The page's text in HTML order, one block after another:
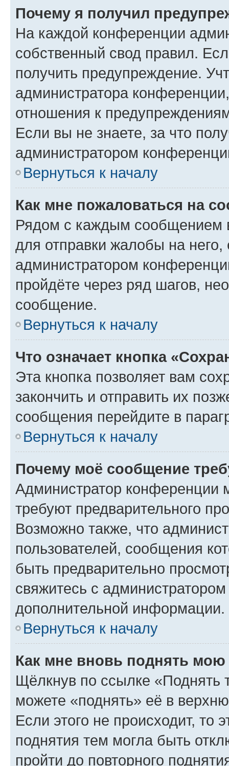
Почему я получил
На каждой конференции
собственный свод правил.
получить предупреждение.
администратора
отношения к
Если вы не знаете, за что
администратором
Вернуться к началу
Как мне пожаловаться на
Рядом с каждым сообщением
для отправки жалобы на
администратором
пройдёте через ряд шагов,
сообщение.
Вернуться к началу
Что означает кнопка
Эта кнопка позволяет вам
закончить и отправить их
сообщения перейдите в
Вернуться к началу
Почему моё сообщение
Администратор конференции
требуют предварительного
Возможно также, что
пользователей, сообщения
быть предварительно
свяжитесь с
дополнительной информации.
Вернуться к началу
Как мне вновь поднять мою
Щёлкнув по ссылке «Поднять
можете «поднять» её в
Если этого не происходит, то
поднятия тем могла быть
пройти до повторного